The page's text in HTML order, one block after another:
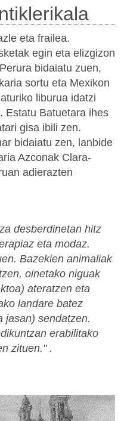
eta frailea.
egin eta elizgizon
bidaiatu zuen,
sortu eta Mexikon
liburua idatzi
Estatu Batuetara ihes
gisa ibili zen.
bidaiatu zen, lanbide
Azconak Clara-
adierazten
desberdinetan hitz
eta modaz.
Bazekien animaliak
oinetako niguak
ateratzen eta
landare batez
jasan) sendatzen.
erabilitako
zituen." .